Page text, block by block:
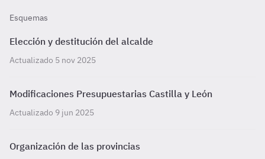
Esquemas
Elección y destitución del alcalde
Actualizado 5 nov 2025
Modificaciones Presupuestarias Castilla y León
Actualizado 9 jun 2025
Organización de las provincias